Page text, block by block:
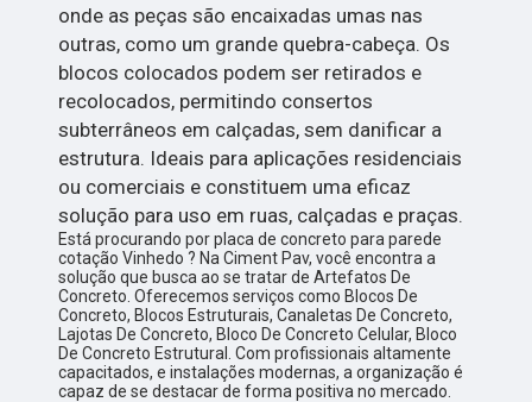
onde as peças são encaixadas umas nas
outras, como um grande quebra-cabeça. Os
blocos colocados podem ser retirados e
recolocados, permitindo consertos
subterrâneos em calçadas, sem danificar a
estrutura. Ideais para aplicações residenciais
ou comerciais e constituem uma eficaz
solução para uso em ruas, calçadas e praças.
Está procurando por placa de concreto para parede
cotação Vinhedo ? Na Ciment Pav, você encontra a
solução que busca ao se tratar de Artefatos De
Concreto. Oferecemos serviços como Blocos De
Concreto, Blocos Estruturais, Canaletas De Concreto,
Lajotas De Concreto, Bloco De Concreto Celular, Bloco
De Concreto Estrutural. Com profissionais altamente
capacitados, e instalações modernas, a organização é
capaz de se destacar de forma positiva no mercado.